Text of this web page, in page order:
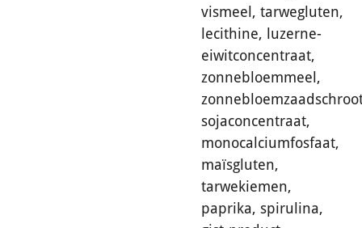
vismeel, tarwegluten,
lecithine, luzerne-
eiwitconcentraat,
zonnebloemmeel,
sojaconcentraat,
monocalciumfosfaat,
maïsgluten,
tarwekiemen,
paprika, spirulina,